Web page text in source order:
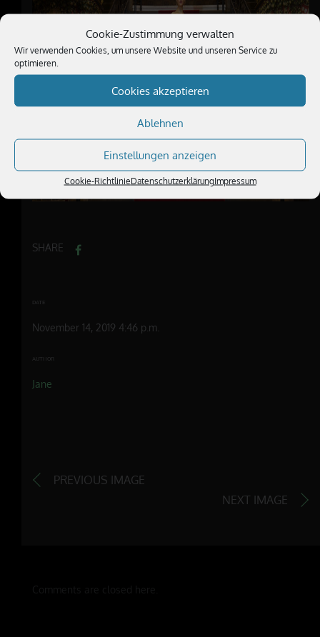
Cookie-Zustimmung verwalten
Wir verwenden Cookies, um unsere Website und unseren Service zu
optimieren.
Cookies akzeptieren
Ablehnen
Einstellungen anzeigen
Cookie-RichtlinieDatenschutzerklärungImpressum
SHARE
DATE
November 14, 2019 4:46 p.m.
AUTHOR
Jane
PREVIOUS IMAGE
NEXT IMAGE